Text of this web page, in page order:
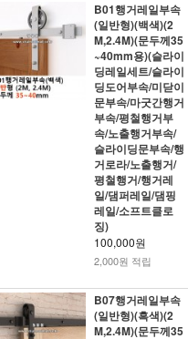
B01행거레일부속
(일반형)(백색)(2
M,2.4M)(문두께35
~40mm용)(슬라이
딩레일세트/슬라이
딩도어부속/미닫이
문부속/마굿간행거
부속/평철행거부
속/노출행거부속/
슬라이딩문부속/행
거로라/노출행거/
평철행거/행거레
일/댐퍼레일/댐핑
레일/소프트클로
징)
100,000원
2,000원 적립
B07행거레일부속
(일반형)(흑색)(2
M,2.4M)(문두께35